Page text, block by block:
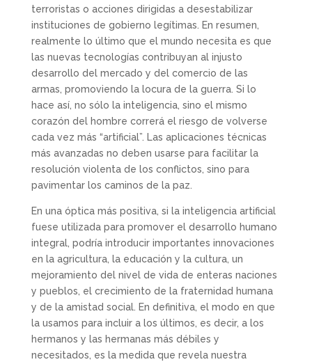
terroristas o acciones dirigidas a desestabilizar
instituciones de gobierno legítimas. En resumen,
realmente lo último que el mundo necesita es que
las nuevas tecnologías contribuyan al injusto
desarrollo del mercado y del comercio de las
armas, promoviendo la locura de la guerra. Si lo
hace así, no sólo la inteligencia, sino el mismo
corazón del hombre correrá el riesgo de volverse
cada vez más “artificial”. Las aplicaciones técnicas
más avanzadas no deben usarse para facilitar la
resolución violenta de los conflictos, sino para
pavimentar los caminos de la paz.
En una óptica más positiva, si la inteligencia artificial
fuese utilizada para promover el desarrollo humano
integral, podría introducir importantes innovaciones
en la agricultura, la educación y la cultura, un
mejoramiento del nivel de vida de enteras naciones
y pueblos, el crecimiento de la fraternidad humana
y de la amistad social. En definitiva, el modo en que
la usamos para incluir a los últimos, es decir, a los
hermanos y las hermanas más débiles y
necesitados, es la medida que revela nuestra